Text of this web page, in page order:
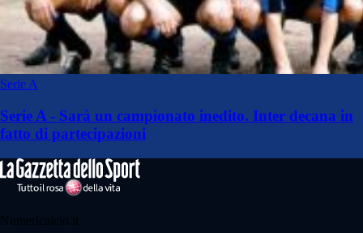
Serie A
Serie A - Sarà un campionato inedito. Inter decana in
fatto di partecipazioni
Numericalcio.it